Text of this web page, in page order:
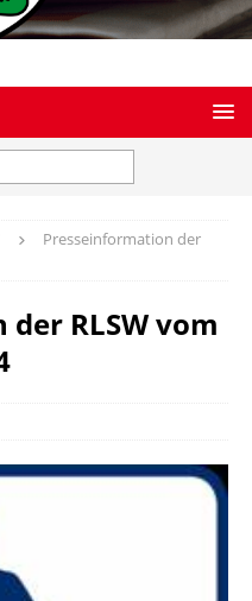
Presseinformation der
RLSW vom